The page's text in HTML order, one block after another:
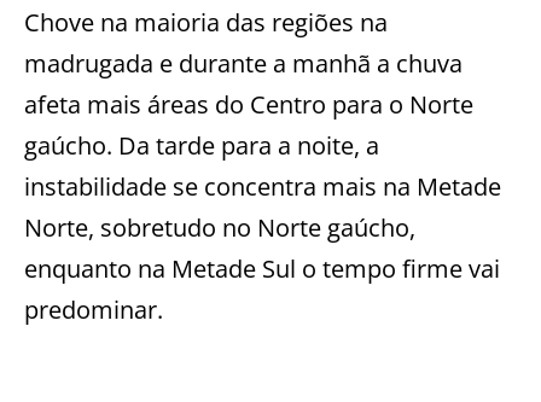
Chove na maioria das regiões na
madrugada e durante a manhã a chuva
afeta mais áreas do Centro para o Norte
gaúcho. Da tarde para a noite, a
instabilidade se concentra mais na Metade
Norte, sobretudo no Norte gaúcho,
enquanto na Metade Sul o tempo firme vai
predominar.